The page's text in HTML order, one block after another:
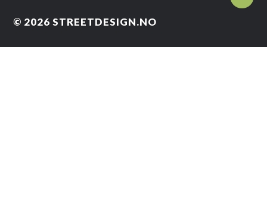
© 2026STREETDESIGN.NO